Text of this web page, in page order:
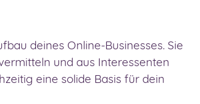
deines Online-Businesses. Sie
und aus Interessenten
eine solide Basis für dein